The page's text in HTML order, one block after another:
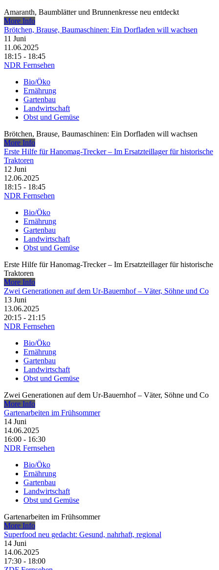
Amaranth, Baumblätter und Brunnenkresse neu entdeckt
More Info
Brötchen, Brause, Baumaschinen: Ein Dorfladen will wachsen
11 Juni
11.06.2025
18:15 - 18:45
NDR Fernsehen
Bio/Öko
Ernährung
Gartenbau
Landwirtschaft
Obst und Gemüse
Brötchen, Brause, Baumaschinen: Ein Dorfladen will wachsen
More Info
Erste Hilfe für Hanomag-Trecker – Im Ersatzteillager für historische
Traktoren
12 Juni
12.06.2025
18:15 - 18:45
NDR Fernsehen
Bio/Öko
Ernährung
Gartenbau
Landwirtschaft
Obst und Gemüse
Erste Hilfe für Hanomag-Trecker – Im Ersatzteillager für historische
Traktoren
More Info
Zwei Generationen auf dem Ur-Bauernhof – Väter, Söhne und Co
13 Juni
13.06.2025
20:15 - 21:15
NDR Fernsehen
Bio/Öko
Ernährung
Gartenbau
Landwirtschaft
Obst und Gemüse
Zwei Generationen auf dem Ur-Bauernhof – Väter, Söhne und Co
More Info
Gartenarbeiten im Frühsommer
14 Juni
14.06.2025
16:00 - 16:30
NDR Fernsehen
Bio/Öko
Ernährung
Gartenbau
Landwirtschaft
Obst und Gemüse
Gartenarbeiten im Frühsommer
More Info
Superfood neu gedacht: Gesund, nahrhaft, regional
14 Juni
14.06.2025
17:30 - 18:00